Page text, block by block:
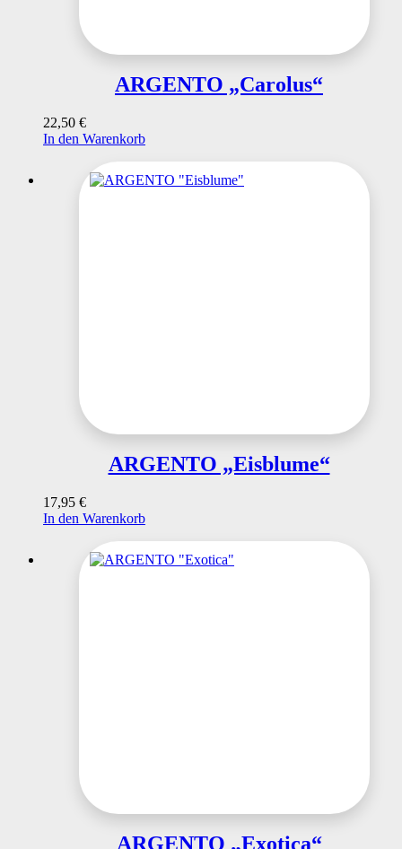
ARGENTO „Carolus“
22,50 €
In den Warenkorb
ARGENTO „Eisblume“
17,95 €
In den Warenkorb
ARGENTO „Exotica“